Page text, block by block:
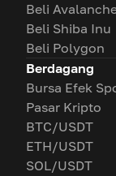
Beli
Beli Shiba Inu
Beli Polygon
Berdagang
Bursa Efek
Pasar Kripto
BTC/USDT
ETH/USDT
SOL/USDT